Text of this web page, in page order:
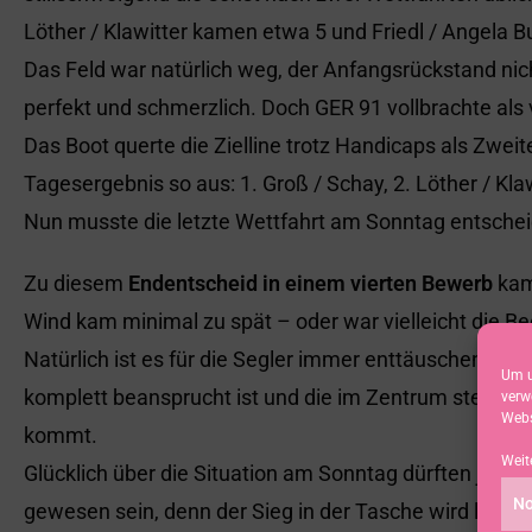
Um
Löther / Klawitter kamen etwa 5 und Friedl / Angela
Das Feld war natürlich weg, der Anfangsrückstand
perfekt und schmerzlich. Doch GER 91 vollbrachte
Das Boot querte die Zielline trotz Handicaps als
Tagesergebnis so aus: 1. Groß / Schay, 2. Löther /
Nun musste die letzte Wettfahrt am Sonntag
Zu diesem Endentscheid in einem vierten Bewerb
Wind kam minimal zu spät – oder war vielleicht die
Natürlich ist es für die Segler immer enttäuschend,
komplett beansprucht ist und die im Zentrum
kommt.
Glücklich über die Situation am Sonntag dürften
gewesen sein, denn der Sieg in der Tasche wird